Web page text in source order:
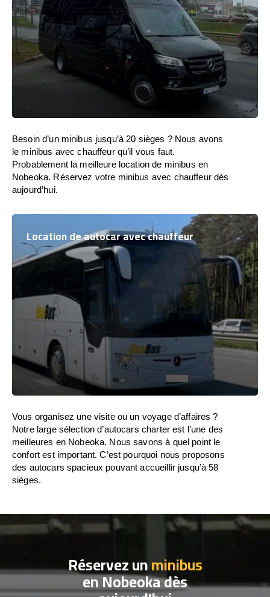
Besoin d’un minibus jusqu’à 20 sièges ? Nous avons
le minibus avec chauffeur qu’il vous faut.
Probablement la meilleure location de minibus en
Nobeoka. Réservez votre minibus avec chauffeur dès
aujourd’hui.
Location de autocar avec chauffeur
Vous organisez une visite ou un voyage d’affaires ?
Notre large sélection d’autocars charter est l’une des
meilleures en Nobeoka. Nous savons à quel point le
confort est important. C’est pourquoi nous proposons
des autocars spacieux pouvant accueillir jusqu’à 58
sièges.
Réservez unminibus
en Nobeoka dès